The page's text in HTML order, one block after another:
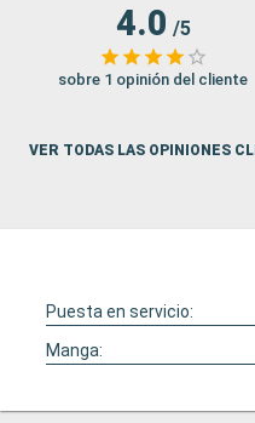
4.0 /5
sobre 1 opinión del cliente
VER TODAS LAS OPINIONES
Puesta en servicio:
Manga: